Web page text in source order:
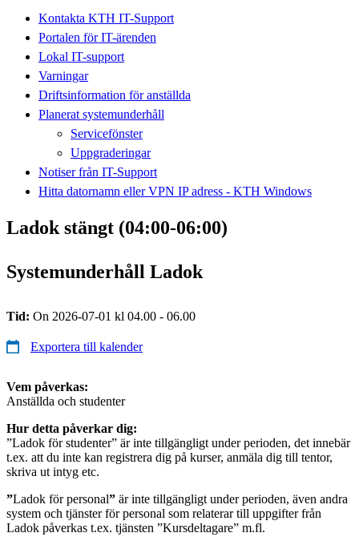
Kontakta KTH IT-Support
Portalen för IT-ärenden
Lokal IT-support
Varningar
Driftsinformation för anställda
Planerat systemunderhåll
Servicefönster
Uppgraderingar
Notiser från IT-Support
Hitta datornamn eller VPN IP adress - KTH Windows
Ladok stängt (04:00-06:00)
Systemunderhåll Ladok
Tid: On 2026-07-01 kl 04.00 - 06.00
Exportera till kalender
Vem påverkas:
Anställda och studenter
Hur detta påverkar dig:
”Ladok för studenter” är inte tillgängligt under perioden, det innebär
t.ex. att du inte kan registrera dig på kurser, anmäla dig till tentor,
skriva ut intyg etc.
”Ladok för personal” är inte tillgängligt under perioden, även andra
system och tjänster för personal som relaterar till uppgifter från
Ladok påverkas t.ex. tjänsten ”Kursdeltagare” m.fl.